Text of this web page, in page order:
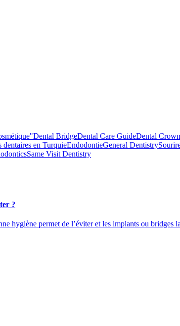
Dental BridgeDental Care GuideDental
dentaires en TurquieEndodontieGeneral Dentistry
Same Visit Dentistry
?
hygiène permet de l’éviter et les implants ou bridges